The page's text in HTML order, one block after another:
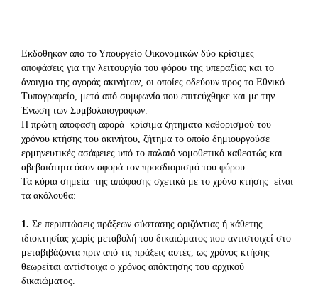
Εκδόθηκαν από το Υπουργείο Οικονομικών δύο κρίσιμες
αποφάσεις για την λειτουργία του φόρου της υπεραξίας και το
άνοιγμα της αγοράς ακινήτων, οι οποίες οδεύουν προς το Εθνικό
Τυπογραφείο, μετά από συμφωνία που επιτεύχθηκε και με την
Ένωση των Συμβολαιογράφων.
Η πρώτη απόφαση αφορά κρίσιμα ζητήματα καθορισμού του
χρόνου κτήσης του ακινήτου, ζήτημα το οποίο δημιουργούσε
ερμηνευτικές ασάφειες υπό το παλαιό νομοθετικό καθεστώς και
αβεβαιότητα όσον αφορά τον προσδιορισμό του φόρου.
Τα κύρια σημεία της απόφασης σχετικά με το χρόνο κτήσης είναι
τα ακόλουθα:
1. Σε περιπτώσεις πράξεων σύστασης οριζόντιας ή κάθετης
ιδιοκτησίας χωρίς μεταβολή του δικαιώματος που αντιστοιχεί στο
μεταβιβάζοντα πριν από τις πράξεις αυτές, ως χρόνος κτήσης
θεωρείται αντίστοιχα ο χρόνος απόκτησης του αρχικού
δικαιώματος.